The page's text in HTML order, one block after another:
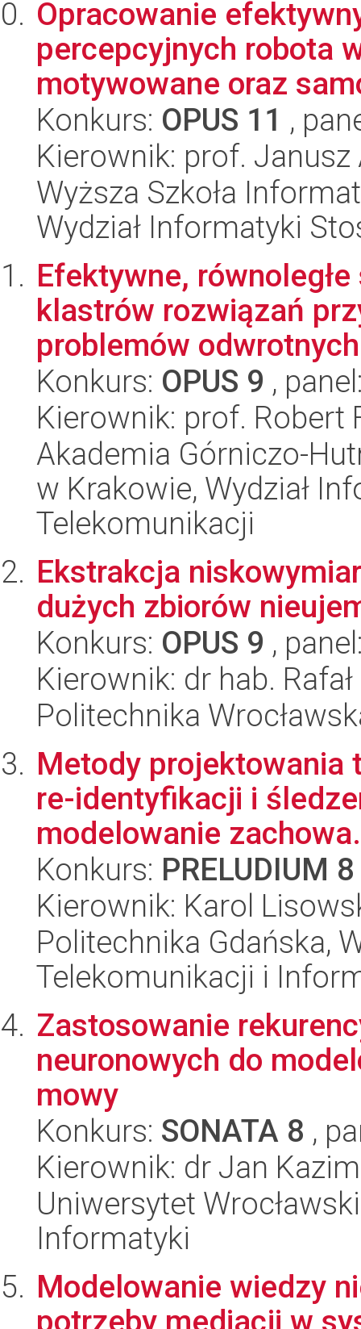
Opracowanie
percepcyjnych robota
motywowane oraz
Konkurs: OPUS 11 ,
Kierownik: prof.
Wyższa Szkoła
Wydział Informatyki
Efektywne,
klastrów rozwiązań
problemów odwrotnych
Konkurs: OPUS 9 ,
Kierownik: prof. Robert
Akademia Górniczo-
w Krakowie, Wydział
Telekomunikacji
Ekstrakcja
dużych zbiorów
Konkurs: OPUS 9 ,
Kierownik: dr hab.
Politechnika
Metody projektowania
re-identyfikacji i
modelowanie
Konkurs: PRELUDIUM 8
Kierownik: Karol
Politechnika Gdańska,
Telekomunikacji i
Zastosowanie
neuronowych do
mowy
Konkurs: SONATA 8 ,
Kierownik: dr Jan
Uniwersytet
Informatyki
Modelowanie wiedzy
potrzeby mediacji w